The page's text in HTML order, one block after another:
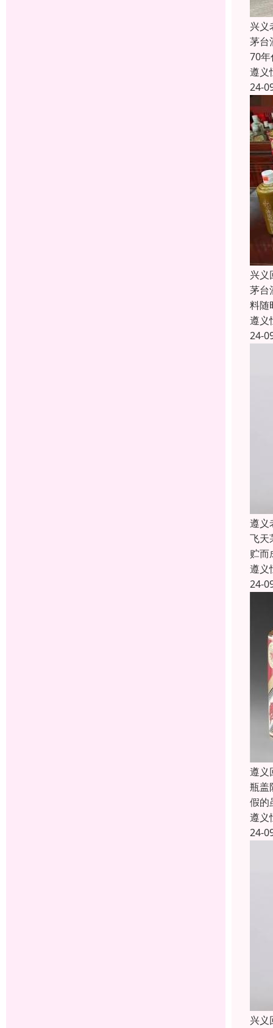
兴义
茅台
70
遵义
24-
兴义
茅台
料随
遵义
24-
遵义
飞天
贮而
遵义
24-
遵义
瓶盖
假的
遵义
24-
兴义